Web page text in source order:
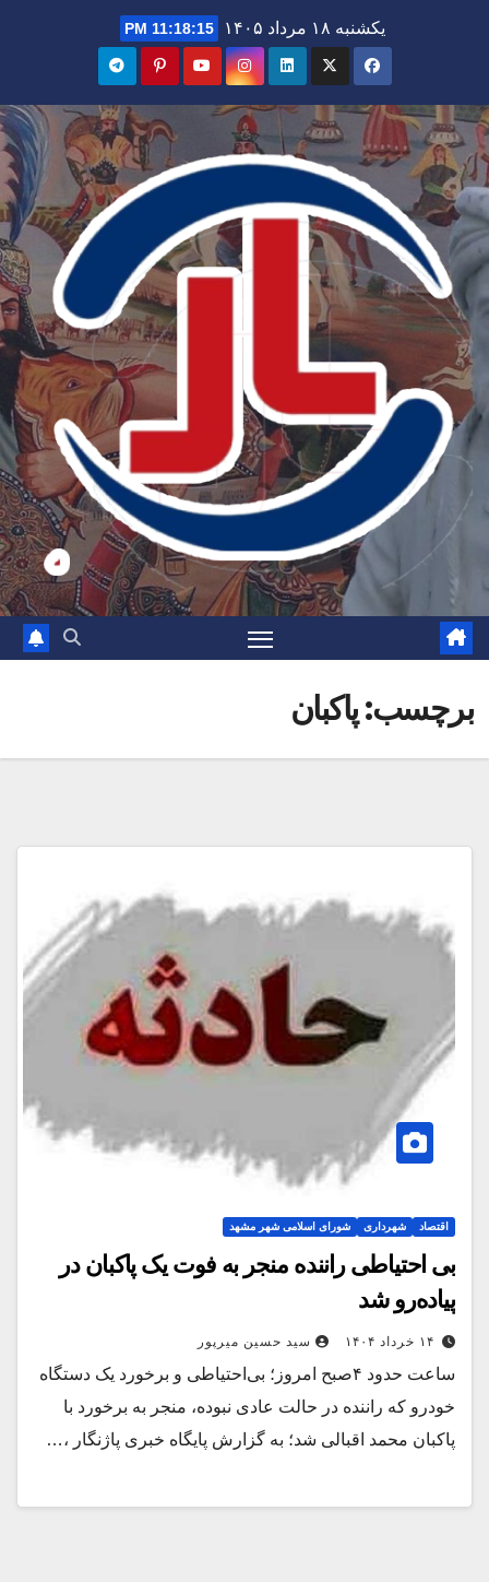
یکشنبه ۱۸ مرداد ۱۴۰۵ 11:18:16 PM
برچسب:پاکبان
اقتصاد شهرداری شورای اسلامی شهر مشهد
بی احتیاطی راننده منجر به فوت یک پاکبان در
پیاده‌رو شد
۱۴ خرداد ۱۴۰۴ سید حسین میرپور
ساعت حدود ۴صبح امروز؛ بی‌احتیاطی و برخورد یک دستگاه
خودرو که راننده در حالت عادی نبوده، منجر به برخورد با
پاکبان محمد اقبالی شد؛ به گزارش پایگاه خبری پاژنگار ،…